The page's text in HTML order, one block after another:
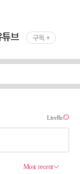
브 구독 +